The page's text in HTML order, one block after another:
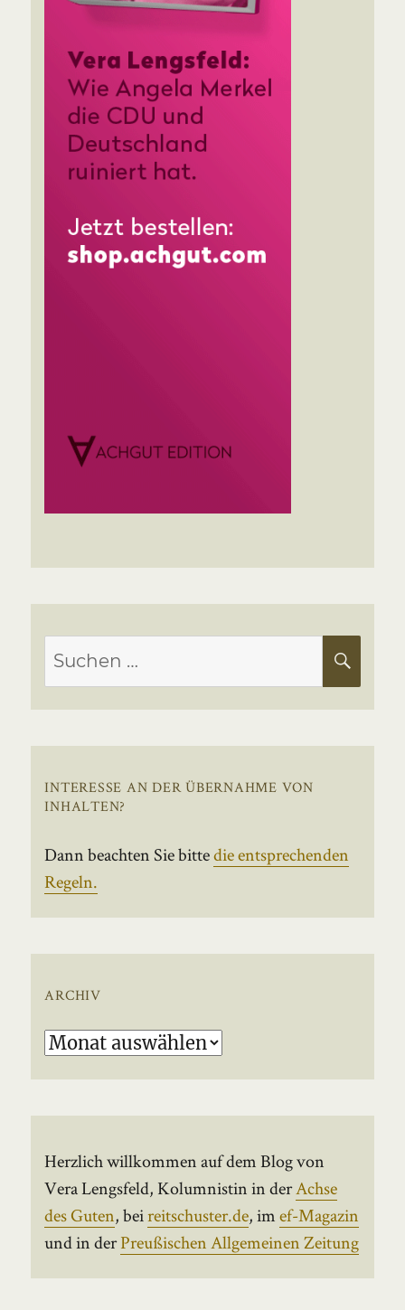
Suchen
nach:
INTERESSE AN DER ÜBERNAHME VON
INHALTEN?
Dann beachten Sie bittedie entsprechenden
Regeln.
ARCHIV
Archiv
Herzlich willkommen auf dem Blog von
Vera Lengsfeld, Kolumnistin in derAchse
des Guten, beireitschuster.de, imef-Magazin
und in derPreußischen Allgemeinen Zeitung